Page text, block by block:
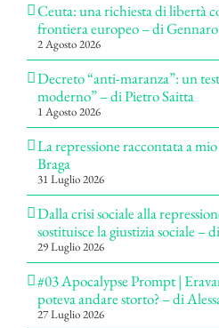
Ceuta: una richiesta di libertà
frontiera europeo – di
2 Agosto 2026
Decreto “anti-maranza”: un
moderno” – di Pietro Saitta
1 Agosto 2026
La repressione raccontata a
Braga
31 Luglio 2026
Dalla crisi sociale alla
sostituisce la giustizia sociale –
29 Luglio 2026
#03 Apocalypse Prompt |
poteva andare storto? – di
27 Luglio 2026